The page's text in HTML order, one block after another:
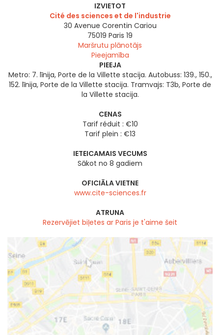
IZVIETOT
Cité des sciences et de l'industrie
30 Avenue Corentin Cariou
75019 Paris 19
Maršrutu plānotājs
Pieejamība
PIEEJA
Metro: 7. līnija, Porte de la Villette stacija. Autobuss: 139., 150.,
152. līnija, Porte de la Villette stacija. Tramvajs: T3b, Porte de
la Villette stacija.
CENAS
Tarif réduit : €10
Tarif plein : €13
IETEICAMAIS VECUMS
Sākot no 8 gadiem
OFICIĀLA VIETNE
www.cite-sciences.fr
ATRUNA
Rezervējiet biļetes ar Paris je t'aime šeit